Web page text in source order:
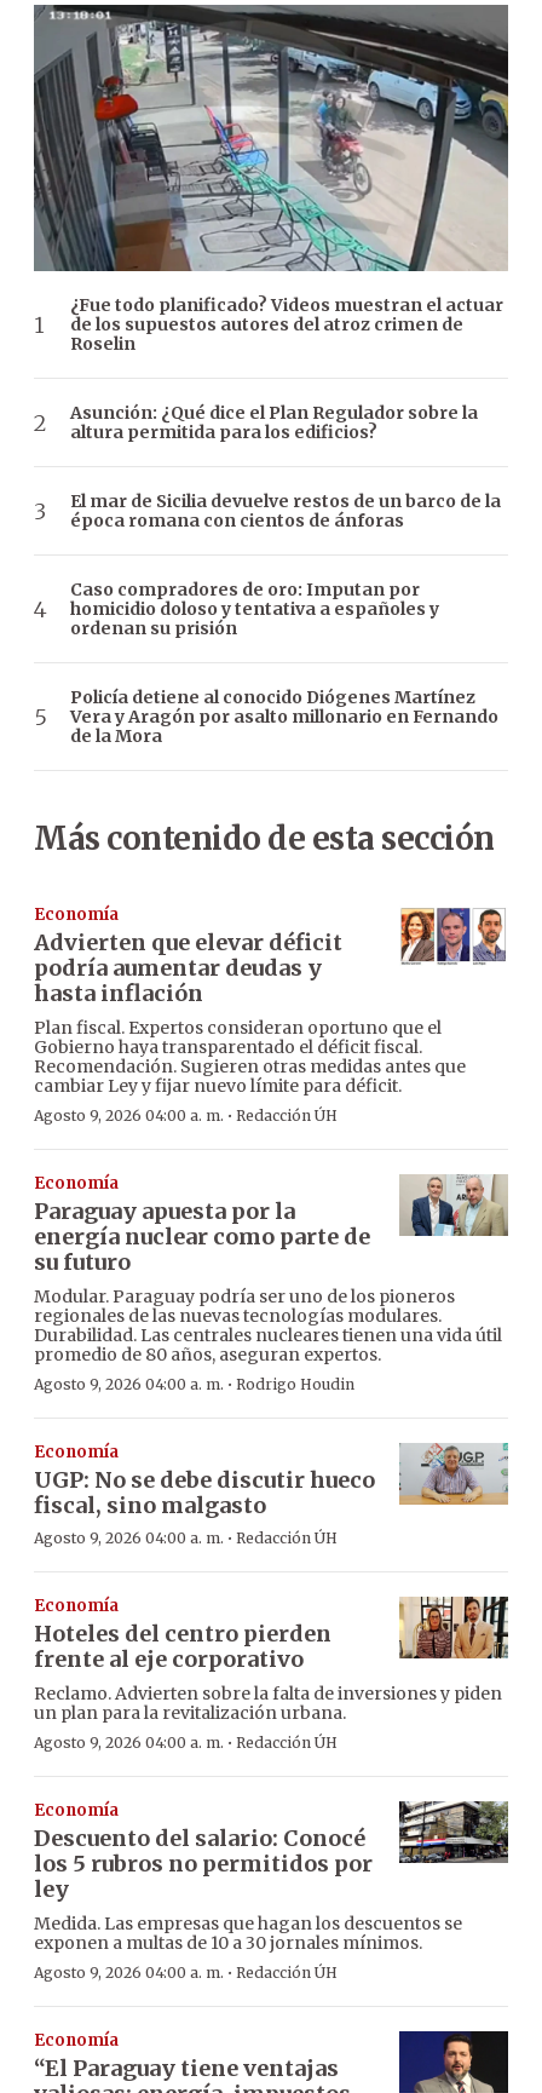
¿Fue todo planificado? Videos muestran el actuar
de los supuestos autores del atroz crimen de
Roselin
Asunción: ¿Qué dice el Plan Regulador sobre la
altura permitida para los edificios?
El mar de Sicilia devuelve restos de un barco de la
época romana con cientos de ánforas
Caso compradores de oro: Imputan por
homicidio doloso y tentativa a españoles y
ordenan su prisión
Policía detiene al conocido Diógenes Martínez
Vera y Aragón por asalto millonario en Fernando
de la Mora
Más contenido de esta sección
Economía
Advierten que elevar déficit
podría aumentar deudas y
hasta inflación
Plan fiscal. Expertos consideran oportuno que el
Gobierno haya transparentado el déficit fiscal.
Recomendación. Sugieren otras medidas antes que
cambiar Ley y fijar nuevo límite para déficit.
Agosto 9, 2026 04:00 a. m. · Redacción ÚH
Economía
Paraguay apuesta por la
energía nuclear como parte de
su futuro
Modular. Paraguay podría ser uno de los pioneros
regionales de las nuevas tecnologías modulares.
Durabilidad. Las centrales nucleares tienen una vida útil
promedio de 80 años, aseguran expertos.
Agosto 9, 2026 04:00 a. m. · Rodrigo Houdin
Economía
UGP: No se debe discutir hueco
fiscal, sino malgasto
Agosto 9, 2026 04:00 a. m. · Redacción ÚH
Economía
Hoteles del centro pierden
frente al eje corporativo
Reclamo. Advierten sobre la falta de inversiones y piden
un plan para la revitalización urbana.
Agosto 9, 2026 04:00 a. m. · Redacción ÚH
Economía
Descuento del salario: Conocé
los 5 rubros no permitidos por
ley
Medida. Las empresas que hagan los descuentos se
exponen a multas de 10 a 30 jornales mínimos.
Agosto 9, 2026 04:00 a. m. · Redacción ÚH
Economía
“El Paraguay tiene ventajas